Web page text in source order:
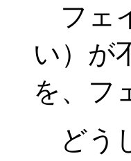
フェ
い）が
を、フ
どう